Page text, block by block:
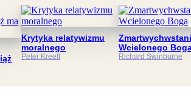
Krytyka relatywizmu
moralnego
Peter Kreeft
Wcielonego
Richard Swinburne